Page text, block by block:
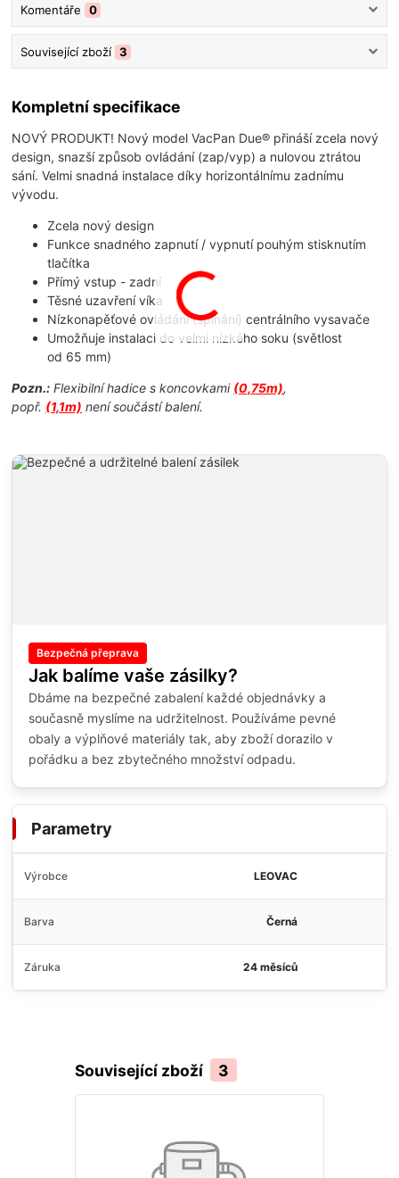
Komentáře 0
Související zboží 3
Kompletní specifikace
NOVÝ PRODUKT! Nový model VacPan Due® přináší zcela nový
design, snazší způsob ovládání (zap/vyp) a nulovou ztrátou
sání. Velmi snadná instalace díky horizontálnímu zadnímu
vývodu.
Zcela nový design
Funkce snadného zapnutí / vypnutí pouhým stisknutím
tlačítka
Přímý vstup - zadní
Těsné uzavření víka
Nízkonapěťové ovládání (spínání) centrálního vysavače
Umožňuje instalaci do velmi nízkého soku (světlost
od 65 mm)
Pozn.: Flexibilní hadice s koncovkami (0,75m),
popř. (1,1m) není součástí balení.
Bezpečná přeprava
Jak balíme vaše zásilky?
Dbáme na bezpečné zabalení každé objednávky a
současně myslíme na udržitelnost. Používáme pevné
obaly a výplňové materiály tak, aby zboží dorazilo v
pořádku a bez zbytečného množství odpadu.
Parametry
Výrobce LEOVAC
Barva Černá
Záruka 24 měsíců
Související zboží 3